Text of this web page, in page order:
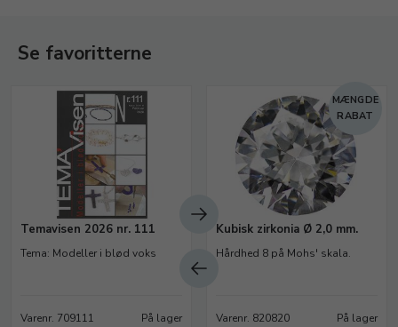
Se favoritterne
Temavisen 2026 nr. 111
Tema: Modeller i blød voks
Varenr. 709111 På lager
MÆNGDE
RABAT
Kubisk zirkonia Ø 2,0 mm.
Hårdhed 8 på Mohs' skala.
Varenr. 820820 På lager